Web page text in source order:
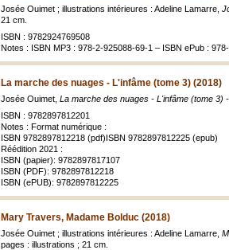
Josée Ouimet ; illustrations intérieures : Adeline Lamarre,
21 cm.
ISBN : 9782924769508
Notes : ISBN MP3 : 978-2-925088-69-1 – ISBN ePub :
La marche des nuages - L'infâme (tome 3) (2018)
Josée Ouimet, La marche des nuages - L'infâme (tome 3)
ISBN : 9782897812201
Notes : Format numérique :
ISBN 9782897812218 (pdf)ISBN 9782897812225 (epub)
Réédition 2021 :
ISBN (papier): 9782897817107
ISBN (PDF): 9782897812218
ISBN (ePUB): 9782897812225
Mary Travers, Madame Bolduc (2018)
Josée Ouimet ; illustrations intérieures : Adeline Lamarre,
pages : illustrations ; 21 cm.